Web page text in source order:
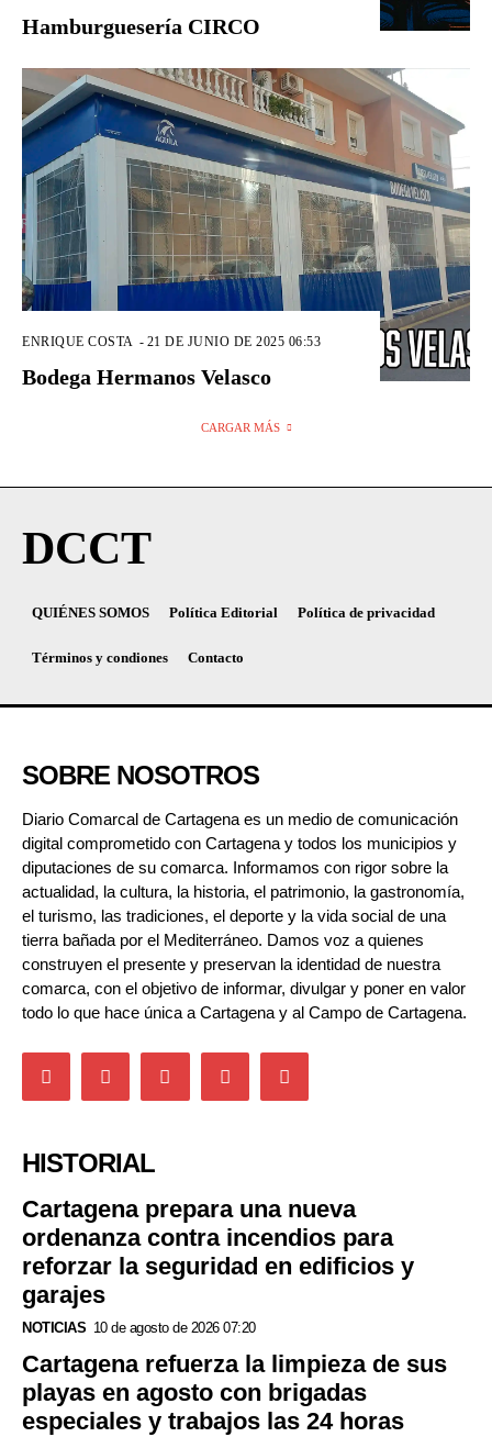
Hamburguesería CIRCO
ENRIQUE COSTA - 21 DE JUNIO DE 2025 06:53
Bodega Hermanos Velasco
CARGAR MÁS
DCCT
QUIÉNES SOMOS Política Editorial Política de privacidad
Términos y condiones Contacto
SOBRE NOSOTROS
Diario Comarcal de Cartagena es un medio de comunicación
digital comprometido con Cartagena y todos los municipios y
diputaciones de su comarca. Informamos con rigor sobre la
actualidad, la cultura, la historia, el patrimonio, la gastronomía,
el turismo, las tradiciones, el deporte y la vida social de una
tierra bañada por el Mediterráneo. Damos voz a quienes
construyen el presente y preservan la identidad de nuestra
comarca, con el objetivo de informar, divulgar y poner en valor
todo lo que hace única a Cartagena y al Campo de Cartagena.
HISTORIAL
Cartagena prepara una nueva
ordenanza contra incendios para
reforzar la seguridad en edificios y
garajes
NOTICIAS 10 de agosto de 2026 07:20
Cartagena refuerza la limpieza de sus
playas en agosto con brigadas
especiales y trabajos las 24 horas